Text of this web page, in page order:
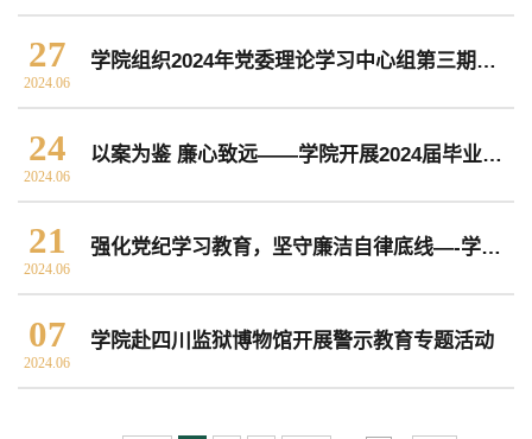
27
2024.06
学院组织2024年党委理论学习中心组第三期集中学习
24
2024.06
以案为鉴 廉心致远——学院开展2024届毕业生廉洁从业警示教育专题党课
21
2024.06
强化党纪学习教育，坚守廉洁自律底线—-学院赴崇州清廉教育基地开展党纪学习教育专题活动
07
2024.06
学院赴四川监狱博物馆开展警示教育专题活动